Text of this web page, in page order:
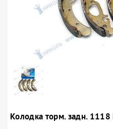
Колодка торм. задн.